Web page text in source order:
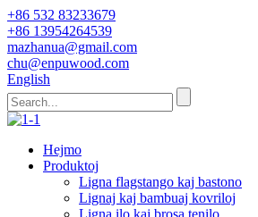
+86 532 83233679
+86 13954264539
mazhanua@gmail.com
chu@enpuwood.com
English
Hejmo
Produktoj
Ligna flagstango kaj bastono
Lignaj kaj bambuaj kovriloj
Ligna ilo kaj brosa tenilo